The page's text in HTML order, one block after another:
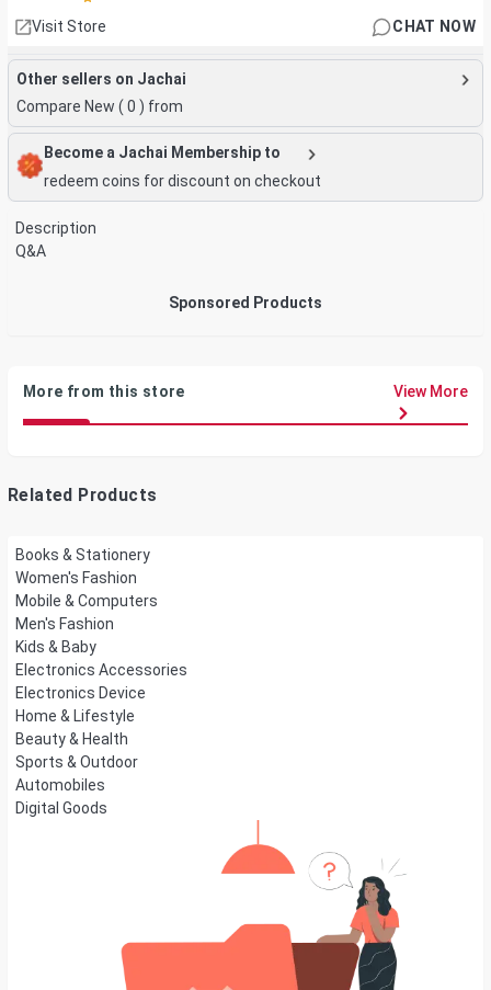
Visit Store CHAT NOW
Other sellers on Jachai
Compare New ( 0 ) from
Become a Jachai Membership to
redeem coins for discount on checkout
Description
Q&A
Sponsored Products
More from this store View More
Related Products
Books & Stationery
Women's Fashion
Mobile & Computers
Men's Fashion
Kids & Baby
Electronics Accessories
Electronics Device
Home & Lifestyle
Beauty & Health
Sports & Outdoor
Automobiles
Digital Goods